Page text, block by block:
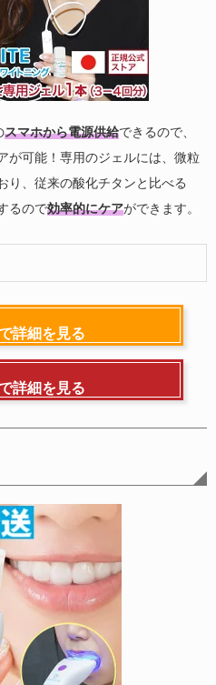
スマホから電源供給できるので、
が可能！専用のジェルには、微粒
り、従来の酸化チタンと比べる
るので効率的にケアができます。
詳細を見る
詳細を見る